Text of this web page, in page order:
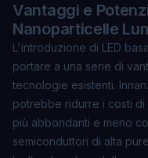
Vantaggi e
Nanoparticelle
L'introduzione di LED
portare a una serie di
tecnologie esistenti.
potrebbe ridurre i costi
più abbondanti e meno
semiconduttori di alta